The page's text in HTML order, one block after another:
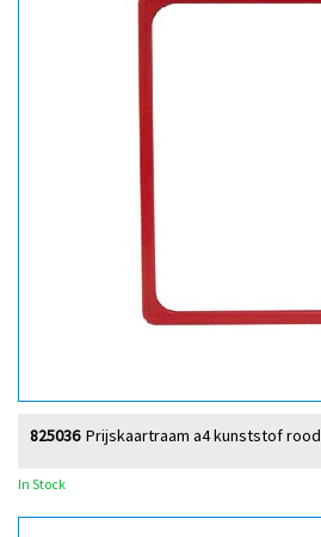
Prijskaartraam a4 kunststof rood
825036
In Stock